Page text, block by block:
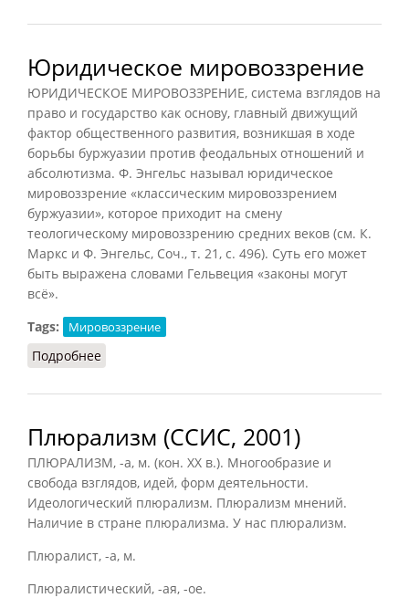
Юридическое мировоззрение
ЮРИДИЧЕСКОЕ МИРОВОЗЗРЕНИЕ, система взглядов на
право и государство как основу, главный движущий
фактор общественного развития, возникшая в ходе
борьбы буржуазии против феодальных отношений и
абсолютизма. Ф. Энгельс называл юридическое
мировоззрение «классическим мировоззрением
буржуазии», которое приходит на смену
теологическому мировоззрению средних веков (см. К.
Маркс и Ф. Энгельс, Соч., т. 21, с. 496). Суть его может
быть выражена словами Гельвеция «законы могут
всё».
Tags:
Мировоззрение
Подробнее
Плюрализм (ССИС, 2001)
ПЛЮРАЛИЗМ, -а, м. (кон. XX в.). Многообразие и
свобода взглядов, идей, форм деятельности.
Идеологический плюрализм. Плюрализм мнений.
Наличие в стране плюрализма. У нас плюрализм.
Плюралист, -а, м.
Плюралистический, -ая, -ое.